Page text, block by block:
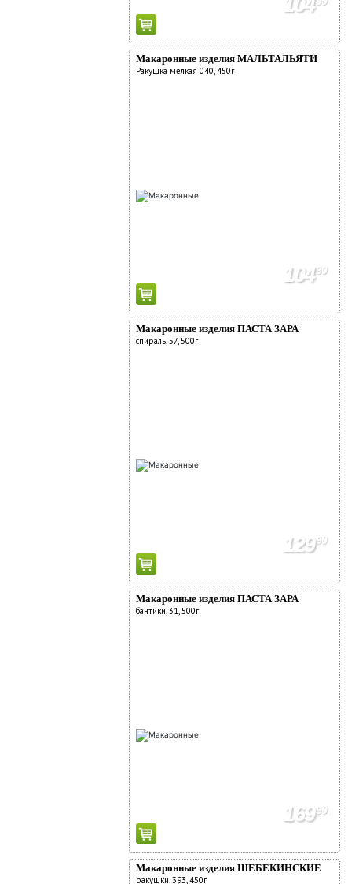
Макаронные изделия МАЛЬТАЛЬЯТИ
Ракушка мелкая 040, 450г
10490
Макаронные изделия ПАСТА ЗАРА
спираль, 57, 500г
12990
Макаронные изделия ПАСТА ЗАРА
бантики, 31, 500г
16990
Макаронные изделия ШЕБЕКИНСКИЕ
ракушки, 393, 450г